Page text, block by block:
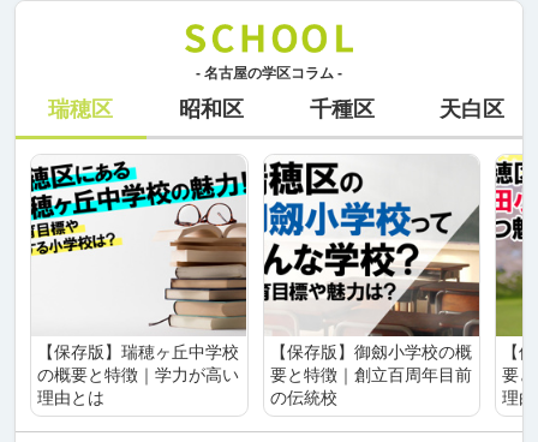
- 名古屋の学区コラム -
瑞穂区 昭和区 千種区 天白区
【保存版】瑞穂ヶ丘中学校
の概要と特徴｜学力が高い
理由とは
【保存版】御劔小学校の概
要と特徴｜創立百周年目前
の伝統校
【
要
理